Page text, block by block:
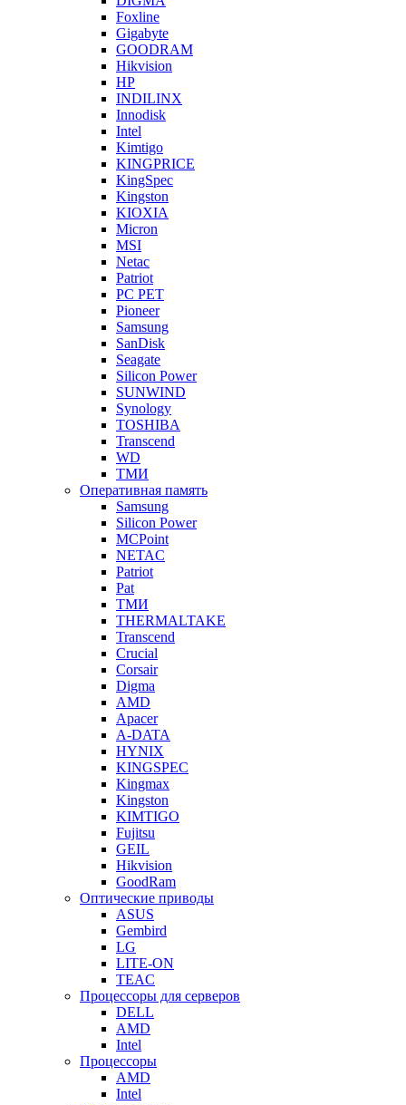
Foxline
Gigabyte
GOODRAM
Hikvision
HP
INDILINX
Innodisk
Intel
Kimtigo
KINGPRICE
KingSpec
Kingston
KIOXIA
Micron
MSI
Netac
Patriot
PC PET
Pioneer
Samsung
SanDisk
Seagate
Silicon Power
SUNWIND
Synology
TOSHIBA
Transcend
WD
ТМИ
Оперативная память
Samsung
Silicon Power
MCPoint
NETAC
Patriot
Pat
ТМИ
THERMALTAKE
Transcend
Crucial
Corsair
Digma
AMD
Apacer
A-DATA
HYNIX
KINGSPEC
Kingmax
Kingston
KIMTIGO
Fujitsu
GEIL
Hikvision
GoodRam
Оптические приводы
ASUS
Gembird
LG
LITE-ON
TEAC
Процессоры для серверов
DELL
AMD
Intel
Процессоры
AMD
Intel